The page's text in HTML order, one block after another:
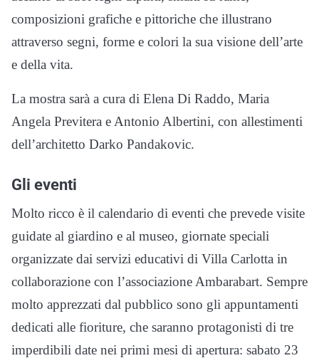
composizioni grafiche e pittoriche che illustrano
attraverso segni, forme e colori la sua visione dell’arte
e della vita.
La mostra sarà a cura di Elena Di Raddo, Maria
Angela Previtera e Antonio Albertini, con allestimenti
dell’architetto Darko Pandakovic.
Gli eventi
Molto ricco è il calendario di eventi che prevede visite
guidate al giardino e al museo, giornate speciali
organizzate dai servizi educativi di Villa Carlotta in
collaborazione con l’associazione Ambarabart. Sempre
molto apprezzati dal pubblico sono gli appuntamenti
dedicati alle fioriture, che saranno protagonisti di tre
imperdibili date nei primi mesi di apertura: sabato 23